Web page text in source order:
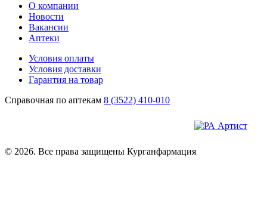
О компании
Новости
Вакансии
Аптеки
Условия оплаты
Условия доставки
Гарантия на товар
Справочная по аптекам 8 (3522) 410-010
© 2026. Все права защищены Курганфармация